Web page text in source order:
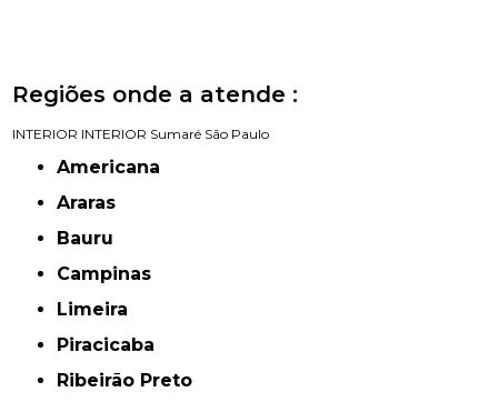
Regiões onde a atende :
INTERIOR INTERIOR Sumaré São Paulo
Americana
Araras
Bauru
Campinas
Limeira
Piracicaba
Ribeirão Preto